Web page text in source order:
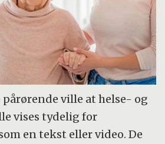
pårørende ville at helse- og
vises tydelig for
en tekst eller video. De